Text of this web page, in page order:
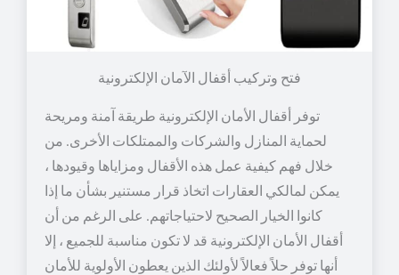
توفر أقفال الأمان الإلكترونية طريقة آمنة ومريحة
لحماية المنازل والشركات والممتلكات الأخرى. من
خلال فهم كيفية عمل هذه الأقفال ومزاياها وقيودها ،
يمكن لمالكي العقارات اتخاذ قرار مستنير بشأن ما إذا
كانوا الخيار الصحيح لاحتياجاتهم. على الرغم من أن
أقفال الأمان الإلكترونية قد لا تكون مناسبة للجميع ، إلا
أنها توفر حلاً فعالاً لأولئك الذين يعطون الأولوية للأمان